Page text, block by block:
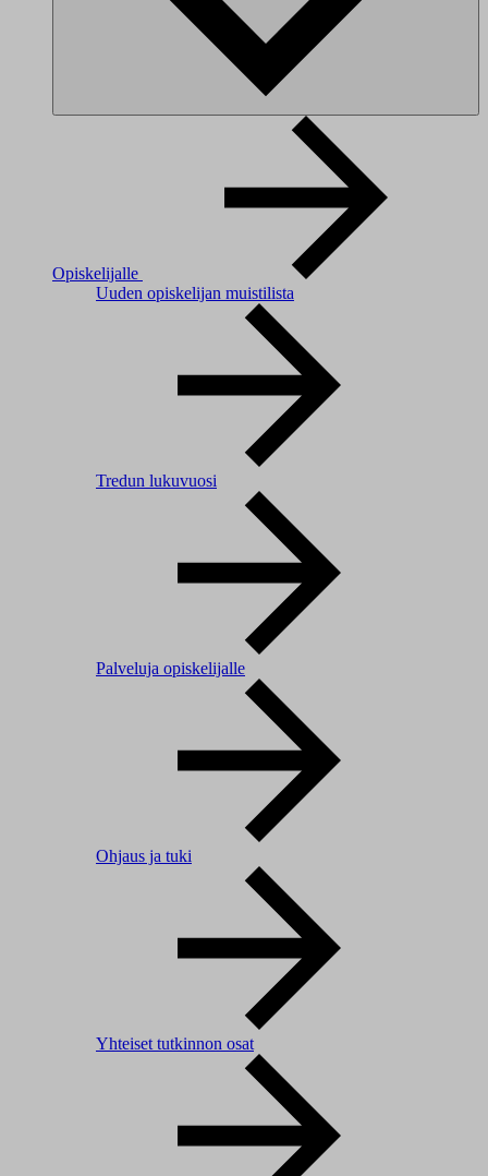
Opiskelijalle
Uuden opiskelijan muistilista
Tredun lukuvuosi
Palveluja opiskelijalle
Ohjaus ja tuki
Yhteiset tutkinnon osat